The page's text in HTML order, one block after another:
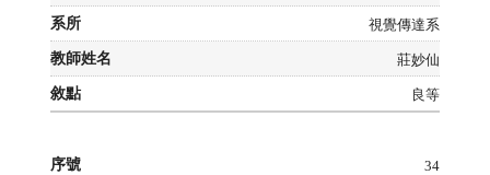
視覺傳達系
莊妙仙
良等
34